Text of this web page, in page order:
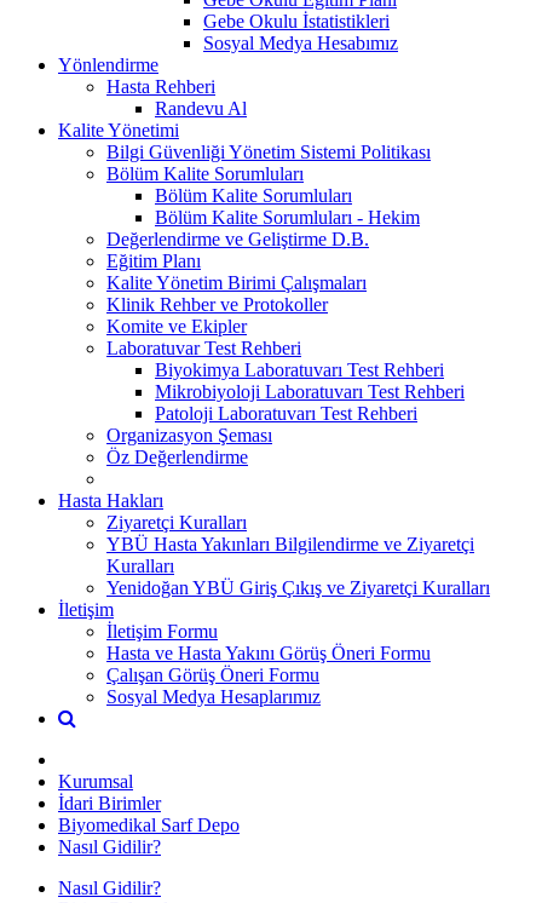
Gebe Okulu İstatistikleri
Sosyal Medya Hesabımız
Yönlendirme
Hasta Rehberi
Randevu Al
Kalite Yönetimi
Bilgi Güvenliği Yönetim Sistemi Politikası
Bölüm Kalite Sorumluları
Bölüm Kalite Sorumluları
Bölüm Kalite Sorumluları - Hekim
Değerlendirme ve Geliştirme D.B.
Eğitim Planı
Kalite Yönetim Birimi Çalışmaları
Klinik Rehber ve Protokoller
Komite ve Ekipler
Laboratuvar Test Rehberi
Biyokimya Laboratuvarı Test Rehberi
Mikrobiyoloji Laboratuvarı Test Rehberi
Patoloji Laboratuvarı Test Rehberi
Organizasyon Şeması
Öz Değerlendirme
Hasta Hakları
Ziyaretçi Kuralları
YBÜ Hasta Yakınları Bilgilendirme ve Ziyaretçi
Kuralları
Yenidoğan YBÜ Giriş Çıkış ve Ziyaretçi Kuralları
İletişim
İletişim Formu
Hasta ve Hasta Yakını Görüş Öneri Formu
Çalışan Görüş Öneri Formu
Sosyal Medya Hesaplarımız
Kurumsal
İdari Birimler
Biyomedikal Sarf Depo
Nasıl Gidilir?
Nasıl Gidilir?